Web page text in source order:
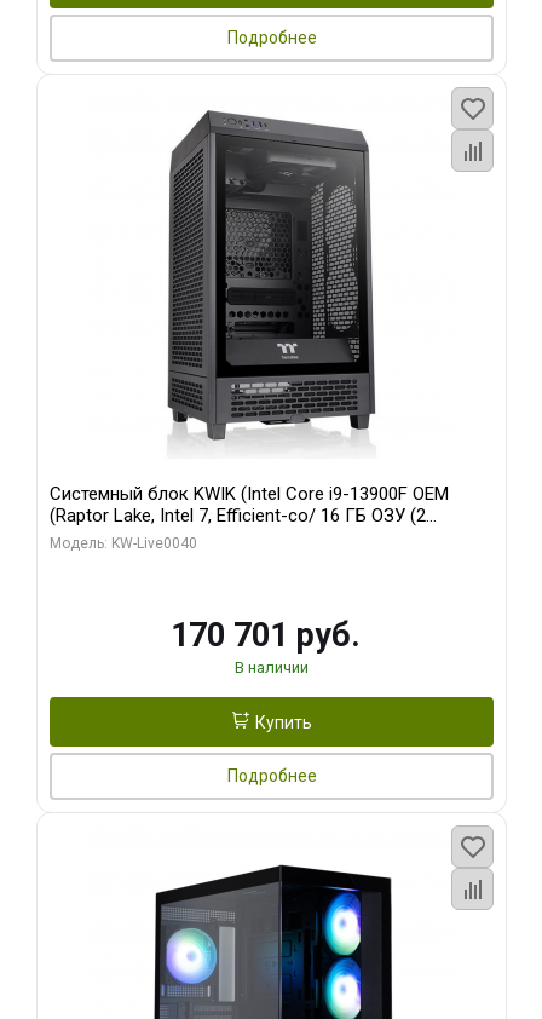
Подробнее
Системный блок KWIK (Intel Core i9-13900F OEM
(Raptor Lake, Intel 7, Efficient-co/ 16 ГБ ОЗУ (2
модуля)/ Gigabyte RTX5070 GAMING OC 12GB GDDR7
Модель: KW-Live0040
170 701 руб.
В наличии
Купить
Подробнее